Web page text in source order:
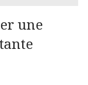
une